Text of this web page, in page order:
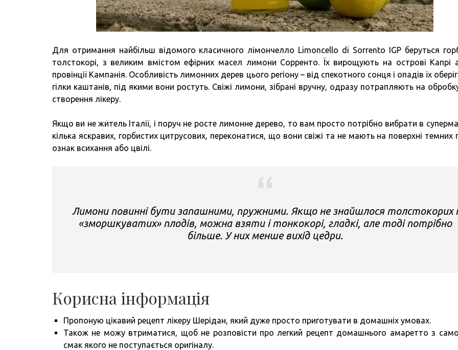
Для отримання найбільш відомого класичного лімончелло Limoncello di Sorrento IGP беруться
толстокорі, з великим вмістом ефірних масел лимони Сорренто. Їх вирощують на острові Капрі
провінції Кампанія. Особливість лимонних дерев цього регіону – від спекотного сонця і опадів їх
гілки каштанів, під якими вони ростуть. Свіжі лимони, зібрані вручну, одразу потрапляють на
створення лікеру.
Якщо ви не житель Італії, і поруч не росте лимонне дерево, то вам просто потрібно вибрати в
кілька яскравих, горбистих цитрусових, переконатися, що вони свіжі та не мають на поверхні темних
ознак всихання або цвілі.
Лимони повинні бути запашними, пружними. Якщо не знайшлося толстокорих і
«зморшкуватих» плодів, можна взяти і тонкокорі, гладкі, але тоді потрібно
більше. У них менше вихід цедри.
Корисна інформація
Пропоную цікавий рецепт лікеру Шерідан, який дуже просто приготувати в домашніх умовах.
Також не можу втриматися, щоб не розповісти про легкий рецепт домашнього амаретто з
смак якого не поступається оригіналу.